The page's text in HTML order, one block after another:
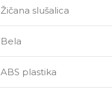
Žičana slušalica
Bela
ABS plastika